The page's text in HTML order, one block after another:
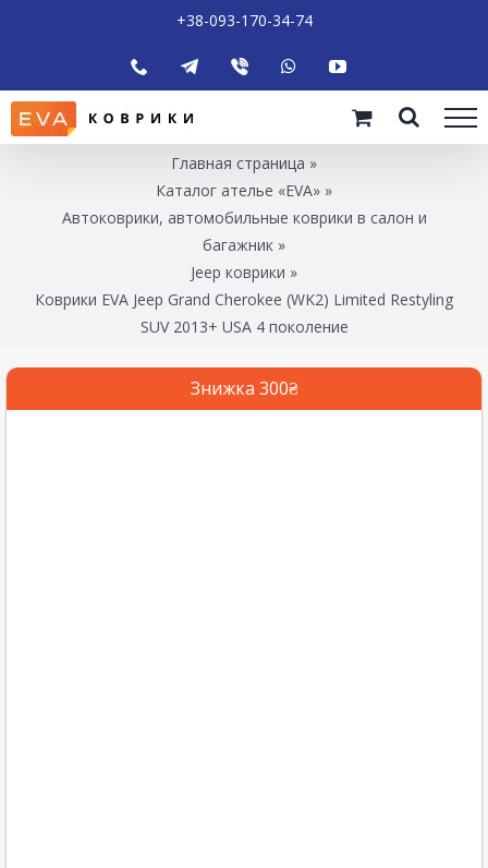
+38-093-170-34-74
Главная страница »
Каталог ателье «EVA» »
Автоковрики, автомобильные коврики в салон и
багажник »
Jeep коврики »
Коврики EVA Jeep Grand Cherokee (WK2) Limited Restyling
SUV 2013+ USA 4 поколение
Знижка 300₴